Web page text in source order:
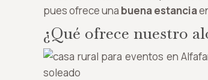
pues ofrece una buena estancia
¿Qué ofrece nuestro